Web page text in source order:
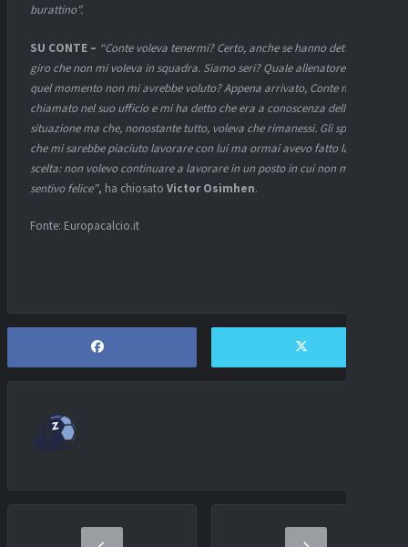
burattino”.
SU CONTE – “Conte voleva tenermi? Certo, anche se hanno detto in
giro che non mi voleva in squadra. Siamo seri? Quale allenatore in
quel momento non mi avrebbe voluto? Appena arrivato, Conte mi ha
chiamato nel suo ufficio e mi ha detto che era a conoscenza della
situazione ma che, nonostante tutto, voleva che rimanessi. Gli spiegai
che mi sarebbe piaciuto lavorare con lui ma ormai avevo fatto la mia
scelta: non volevo continuare a lavorare in un posto in cui non mi
sentivo felice”, ha chiosato Victor Osimhen.
Fonte: Europacalcio.it